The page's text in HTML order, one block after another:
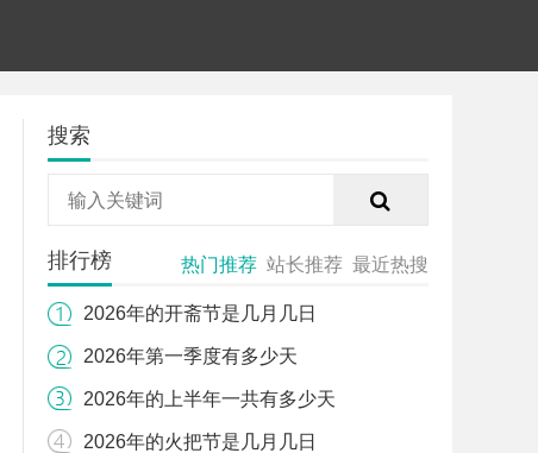
搜索
排行榜 热门推荐 站长推荐 最近热搜
2026年的开斋节是几月几日
2026年第一季度有多少天
2026年的上半年一共有多少天
2026年的火把节是几月几日